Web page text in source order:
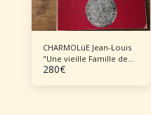
CHARMOLüE Jean-Louis
"Une vieille Famille de
Compiègne à travers les
280€